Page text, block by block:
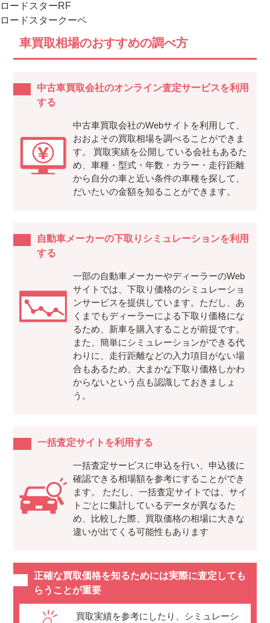
ロードスターRF
ロードスタークーペ
車買取相場のおすすめの調べ方
中古車買取会社のオンライン査定サービスを利用
する
中古車買取会社のWebサイトを利用して、
おおよその買取相場を調べることができま
す。 買取実績を公開している会社もあるた
め、車種・型式・年数・カラー・走行距離
から自分の車と近い条件の車種を探して、
だいたいの金額を知ることができます。
自動車メーカーの下取りシミュレーションを利用
する
一部の自動車メーカーやディーラーのWeb
サイトでは、下取り価格のシミュレーショ
ンサービスを提供しています。ただし、あ
くまでもディーラーによる下取り価格にな
るため、新車を購入することが前提です。
また、簡単にシミュレーションができる代
わりに、走行距離などの入力項目がない場
合もあるため、大まかな下取り価格しかわ
からないという点も認識しておきましょ
う。
一括査定サイトを利用する
一括査定サービスに申込を行い、申込後に
確認できる相場額を参考にすることができ
ます。 ただし、一括査定サイトでは、サイ
トごとに集計しているデータが異なるた
め、比較した際、買取価格の相場に大きな
違いが出てくる可能性もあります
正確な買取価格を知るためには実際に査定しても
らうことが重要
買取実績を参考にしたり、シミュレーシ